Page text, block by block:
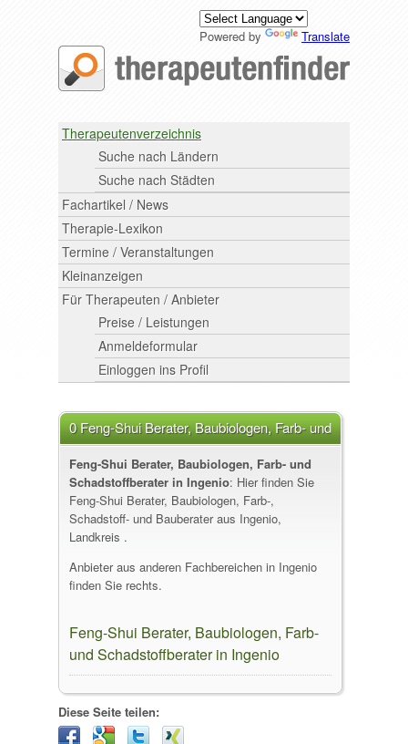
Powered by Translate
Therapeutenverzeichnis
Suche nach Ländern
Suche nach Städten
Fachartikel / News
Therapie-Lexikon
Termine / Veranstaltungen
Kleinanzeigen
Für Therapeuten / Anbieter
Preise / Leistungen
Anmeldeformular
Einloggen ins Profil
0 Feng-Shui Berater, Baubiologen, Farb- und
Schadstoffberater in Ingenio
Feng-Shui Berater, Baubiologen, Farb- und
Schadstoffberater in Ingenio: Hier finden Sie
Feng-Shui Berater, Baubiologen, Farb-,
Schadstoff- und Bauberater aus Ingenio,
Landkreis .
Anbieter aus anderen Fachbereichen in Ingenio
finden Sie rechts.
Feng-Shui Berater, Baubiologen, Farb-
und Schadstoffberater in Ingenio
Diese Seite teilen: